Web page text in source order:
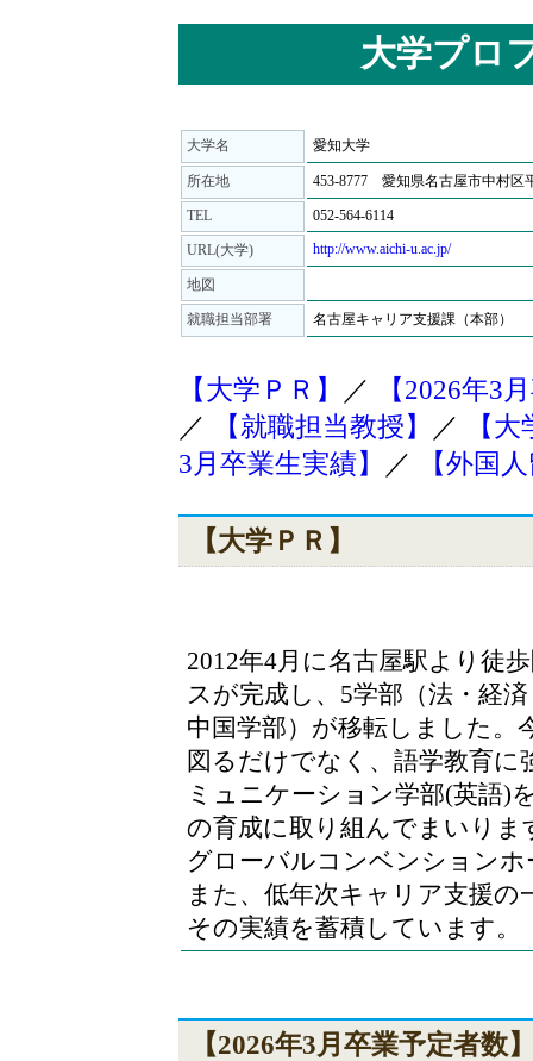
大学プロ
大学名 愛知大学
所在地 453-8777 愛知県名古屋市中村区
TEL 052-564-6114
URL(大学) http://www.aichi-u.ac.jp/
地図
就職担当部署 名古屋キャリア支援課（本部）
【大学ＰＲ】 ／
【2026年3
／
【就職担当教授】 ／
【
3月卒業生実績】
／ 【外国
【大学ＰＲ】
2012年4月に名古屋駅より徒
スが完成し、5学部（法・経
中国学部）が移転しました。
図るだけでなく、語学教育に
ミュニケーション学部(英語)
の育成に取り組んでまいりま
グローバルコンベンション
また、低年次キャリア支援
その実績を蓄積しています。
【2026年3月卒業予定者数